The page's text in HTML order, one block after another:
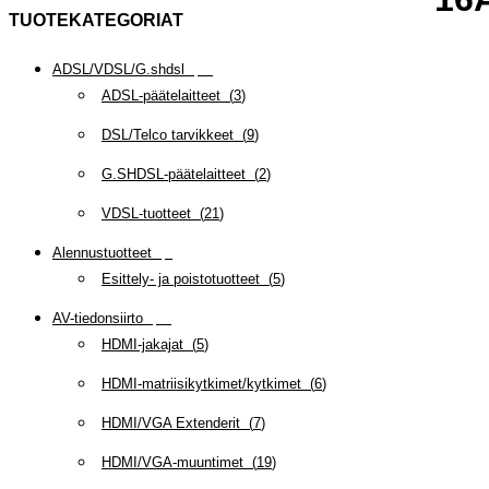
TUOTEKATEGORIAT
ADSL/VDSL/G.shdsl
ADSL-päätelaitteet (3)
DSL/Telco tarvikkeet (9)
G.SHDSL-päätelaitteet (2)
VDSL-tuotteet (21)
Alennustuotteet
Esittely- ja poistotuotteet (5)
AV-tiedonsiirto
HDMI-jakajat (5)
HDMI-matriisikytkimet/kytkimet (6)
HDMI/VGA Extenderit (7)
HDMI/VGA-muuntimet (19)